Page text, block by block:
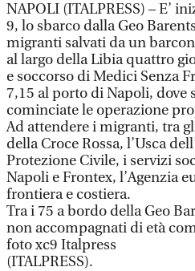
NAPOLI (ITALPRESS) – E’
9, lo sbarco dalla Geo
migranti salvati da un
al largo della Libia quattro
e soccorso di Medici Senza
7,15 al porto di Napoli,
cominciate le operazione
Ad attendere i migranti, tra
della Croce Rossa, l’Usca
Protezione Civile, i servizi
Napoli e Frontex, l’Agenzia
frontiera e costiera.
Tra i 75 a bordo della Geo
non accompagnati di età
foto xc9 Italpress
(ITALPRESS).